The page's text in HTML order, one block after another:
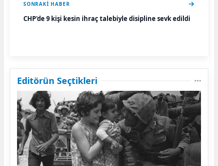
SONRAKI HABER
CHP'de 9 kişi kesin ihraç talebiyle disipline sevk edildi
Editörün Seçtikleri